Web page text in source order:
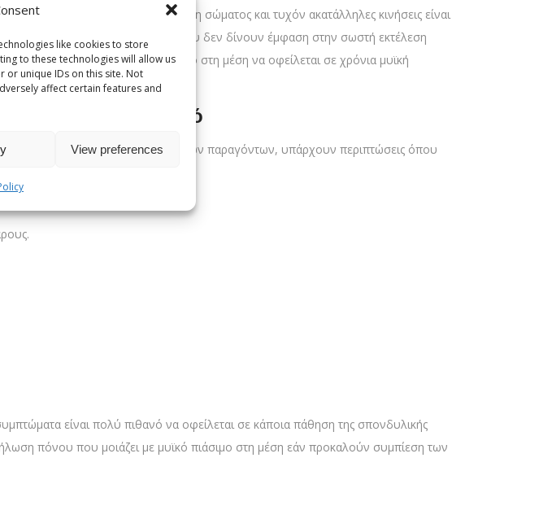
like cookies to store
to these technologies will allow us
or unique IDs on this site. Not
affect certain features and
View preferences
Αντίστοιχα, η κακή στάση σώματος και τυχόν ακατάλληλες κινήσεις είναι
με καθιστικό τρόπο ζωής ή που δεν δίνουν έμφαση στην σωστή εκτέλεση
αποκλείεται το μυϊκό πιάσιμο στη μέση να οφείλεται σε χρόνια μυϊκή
εργασίες και σε αθλητές.
κάτι πιο σοβαρό
ή μύες λόγω καταπόνησης ή άλλων παραγόντων, υπάρχουν περιπτώσεις όπου
είναι πολύ πιθανό να οφείλεται σε κάποια πάθηση της σπονδυλικής
πόνου που μοιάζει με μυϊκό πιάσιμο στη μέση εάν προκαλούν συμπίεση των